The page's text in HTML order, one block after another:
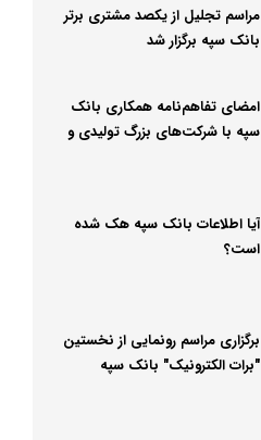
مراسم تجلیل از یکصد مشتری برتر
بانک سپه برگزار شد
امضای تفاهم‌نامه همکاری بانک
سپه با شرکت‌های بزرگ تولیدی و
آیا اطلاعات بانک سپه هک شده
است؟
برگزاری مراسم رونمایی از نخستین
"برات الکترونیک" بانک سپه